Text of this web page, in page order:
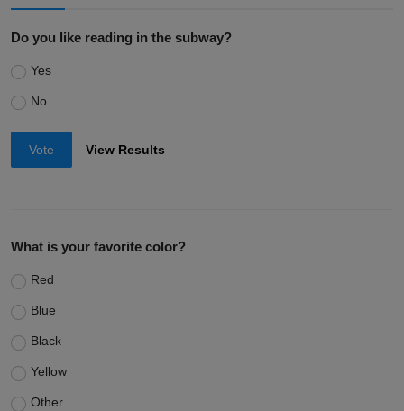
Do you like reading in the subway?
Yes
No
Vote View Results
What is your favorite color?
Red
Blue
Black
Yellow
Other